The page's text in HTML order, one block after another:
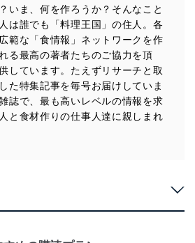
関連する法令、国が定める指針及び
します。また、当社の管理の仕組み
びその他の規範を常に適合させま
措置
正確性及び安全性を確保するため
ィ対策をはじめとする安全対策を実
えい、滅失またはき損の防止及び是
り扱うことのできる機器及び当該
セスを防止しています。
と認証
いま、何を作ろうか？そんなこと
は誰でも「料理王国」の住人。各
範な「食情報」ネットワークを作
る最高の著者たちのご協力を頂
しています。たえずリサーチと取
た特集記事を毎号お届けしていま
誌で、最も高いレベルの情報を求
と食材作りの仕事人達に親しまれ